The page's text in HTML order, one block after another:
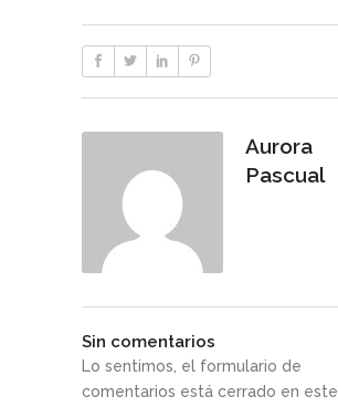
Aurora
Pascual
Sin comentarios
Lo sentimos, el formulario de
comentarios está cerrado en este